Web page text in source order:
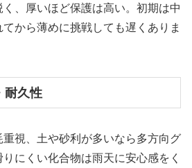
、厚いほど保護は高い。初期は中
から薄めに挑戦しても遅くありま
耐久性
視、土や砂利が多いなら多方向グ
にくい化合物は雨天に安心感をく